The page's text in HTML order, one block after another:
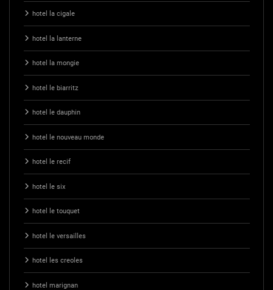
hotel la cigale
hotel la lanterne
hotel la mongie
hotel le biarritz
hotel le dauphin
hotel le nouveau monde
hotel le recif
hotel le six
hotel le touquet
hotel le versailles
hotel les creoles
hotel marignan